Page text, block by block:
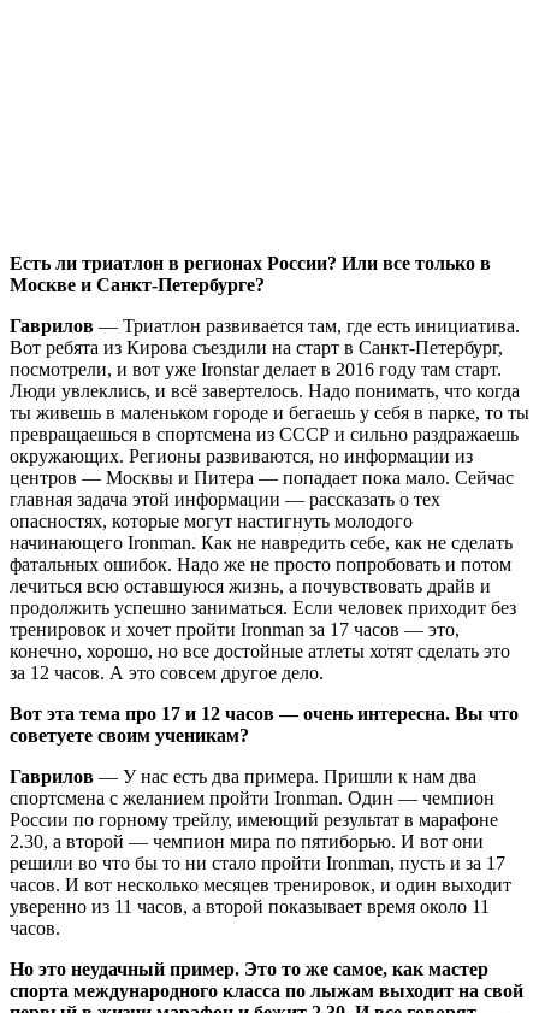
Есть ли триатлон в регионах России? Или все только в
Москве и Санкт-Петербурге?
Гаврилов — Триатлон развивается там, где есть инициатива.
Вот ребята из Кирова съездили на старт в Санкт-Петербург,
посмотрели, и вот уже Ironstar делает в 2016 году там старт.
Люди увлеклись, и всё завертелось. Надо понимать, что когда
ты живешь в маленьком городе и бегаешь у себя в парке, то ты
превращаешься в спортсмена из СССР и сильно раздражаешь
окружающих. Регионы развиваются, но информации из
центров — Москвы и Питера — попадает пока мало. Сейчас
главная задача этой информации — рассказать о тех
опасностях, которые могут настигнуть молодого
начинающего Ironman. Как не навредить себе, как не сделать
фатальных ошибок. Надо же не просто попробовать и потом
лечиться всю оставшуюся жизнь, а почувствовать драйв и
продолжить успешно заниматься. Если человек приходит без
тренировок и хочет пройти Ironman за 17 часов — это,
конечно, хорошо, но все достойные атлеты хотят сделать это
за 12 часов. А это совсем другое дело.
Вот эта тема про 17 и 12 часов — очень интересна. Вы что
советуете своим ученикам?
Гаврилов — У нас есть два примера. Пришли к нам два
спортсмена с желанием пройти Ironman. Один — чемпион
России по горному трейлу, имеющий результат в марафоне
2.30, а второй — чемпион мира по пятиборью. И вот они
решили во что бы то ни стало пройти Ironman, пусть и за 17
часов. И вот несколько месяцев тренировок, и один выходит
уверенно из 11 часов, а второй показывает время около 11
часов.
Но это неудачный пример. Это то же самое, как мастер
спорта международного класса по лыжам выходит на свой